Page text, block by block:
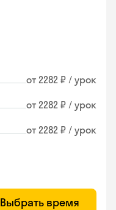
от 2282 ₽ / урок
от 2282 ₽ / урок
от 2282 ₽ / урок
Выбрать время